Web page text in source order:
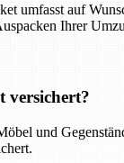
umfasst auf
Ihrer
versichert?
und